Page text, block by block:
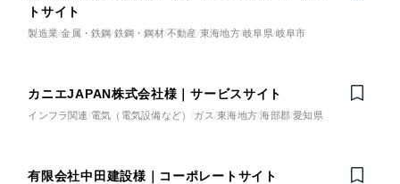
その他
さらに条件を追加する
トサイト
製造業 金属・鉄鋼 鉄鋼・鋼材 不動産 東海地方 岐阜県 岐阜市
カニエJAPAN株式会社様｜サービスサイト
インフラ関連 電気（電気設備など） ガス 東海地方 海部郡 愛知県
有限会社中田建設様｜コーポレートサイト